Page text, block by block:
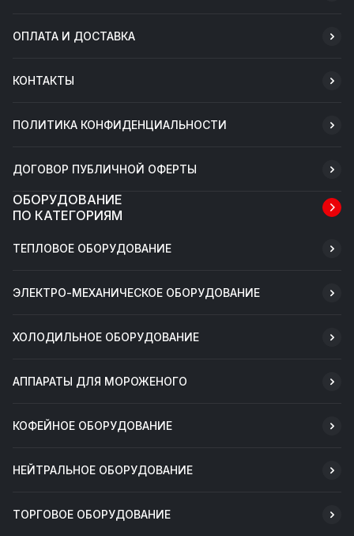
ОПЛАТА И ДОСТАВКА
КОНТАКТЫ
ПОЛИТИКА КОНФИДЕНЦИАЛЬНОСТИ
ДОГОВОР ПУБЛИЧНОЙ ОФЕРТЫ
ОБОРУДОВАНИЕ
ПО КАТЕГОРИЯМ
ТЕПЛОВОЕ ОБОРУДОВАНИЕ
ЭЛЕКТРО-МЕХАНИЧЕСКОЕ ОБОРУДОВАНИЕ
ХОЛОДИЛЬНОЕ ОБОРУДОВАНИЕ
АППАРАТЫ ДЛЯ МОРОЖЕНОГО
КОФЕЙНОЕ ОБОРУДОВАНИЕ
НЕЙТРАЛЬНОЕ ОБОРУДОВАНИЕ
ТОРГОВОЕ ОБОРУДОВАНИЕ